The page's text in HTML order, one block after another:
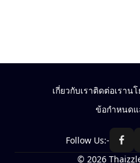
เกี่ยวกับเราติดต่อเรานโ
ข้อกำหนดแ
Follow Us:-
© 2026